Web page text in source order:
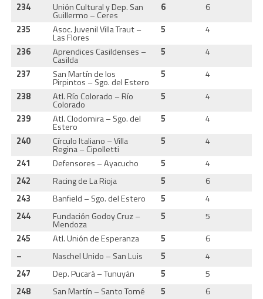
234
Unión Cultural y Dep. San
Guillermo – Ceres
6 6
235
Asoc. Juvenil Villa Traut –
Las Flores
5 4
236
Aprendices Casildenses –
Casilda
5 4
237
San Martín de los
Pirpintos – Sgo. del Estero
5 4
238
Atl. Río Colorado – Río
Colorado
5 4
239
Atl. Clodomira – Sgo. del
Estero
5 4
240
Círculo Italiano – Villa
Regina – Cipolletti
5 4
241
Defensores – Ayacucho 5 4
242
Racing de La Rioja 5 6
243
Banfield – Sgo. del Estero 5 4
244
Fundación Godoy Cruz –
Mendoza
5 5
245
Atl. Unión de Esperanza 5 6
–
Naschel Unido – San Luis 5 4
247
Dep. Pucará – Tunuyán 5 5
248
San Martín – Santo Tomé 5 6